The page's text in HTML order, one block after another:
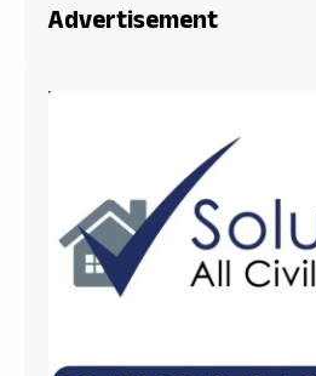
Advertisement